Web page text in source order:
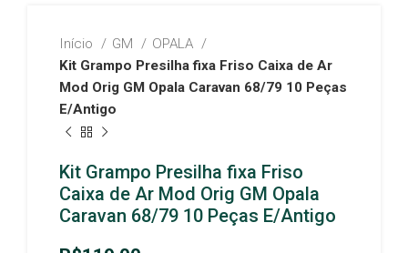
Início GM
OPALA
Kit Grampo Presilha fixa Friso Caixa de Ar
Mod Orig GM Opala Caravan 68/79 10 Peças
E/Antigo
Kit Grampo Presilha fixa Friso
Caixa de Ar Mod Orig GM Opala
Caravan 68/79 10 Peças E/Antigo